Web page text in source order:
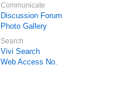
Communicate
Discussion Forum
Photo Gallery
Search
Vivi Search
Web Access No.